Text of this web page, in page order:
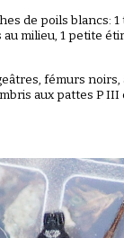
de poils blancs:1
au milieu,1petite
fémurs
aux pattes P III